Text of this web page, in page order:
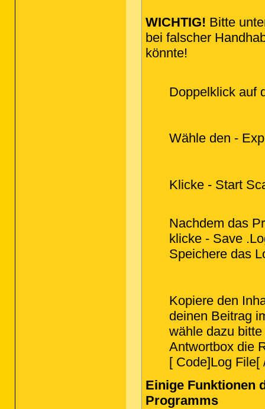
WICHTIG! Bitte
bei falscher
könnte!
Doppelklick auf
Wähle den -
Klicke - Start
Nachdem das
klicke - Save
Speichere das
Kopiere den
deinen Beitrag
wähle dazu
Antwortbox die
[ Code]Log File[
Einige Funktionen
Programms